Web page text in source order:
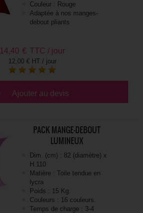
Couleur : Rouge
Adaptée à nos manges-
debout pliants
14,40 € TTC / jour
12,00 € HT / jour
Ajouter au devis
PACK MANGE-DEBOUT
LUMINEUX
Dim. (cm) : 82 (diamètre) x
H.110
Matière : Toile tendue en
lycra
Poids : 15 Kg.
Couleurs : 16 couleurs.
Temps de charge : 3-4